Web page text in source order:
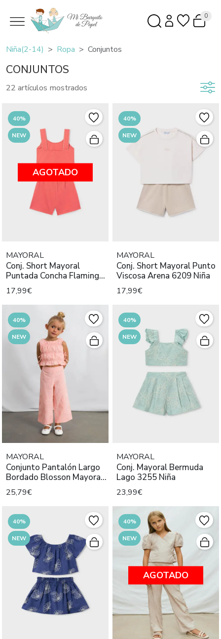
0
Niña(2-14) Ropa Conjuntos
CONJUNTOS
22 artículos mostrados
40%
NEW
AGOTADO
MAYORAL
Conj. Short Mayoral
Puntada Concha Flamingo
6213 N
17,99€
40%
NEW
MAYORAL
Conj. Short Mayoral Punto
Viscosa Arena 6209 Niña
17,99€
40%
NEW
MAYORAL
Conjunto Pantalón Largo
Bordado Blosson Mayoral
Ni
25,79€
40%
NEW
MAYORAL
Conj. Mayoral Bermuda
Lago 3255 Niña
23,99€
40%
NEW
40%
NEW
AGOTADO